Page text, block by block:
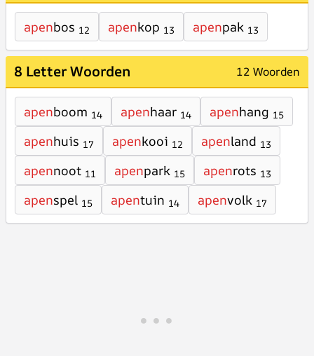
apenbos 12 apenkop 13 apenpak 13
8 Letter Woorden 12 Woorden
apenboom 14 apenhaar 14 apenhang 15
apenhuis 17 apenkooi 12 apenland 13
apennoot 11 apenpark 15 apenrots 13
apenspel 15 apentuin 14 apenvolk 17